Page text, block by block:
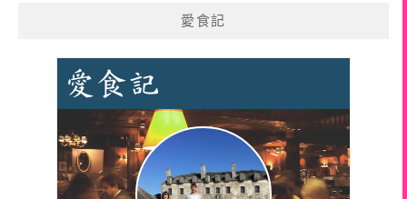
愛食記